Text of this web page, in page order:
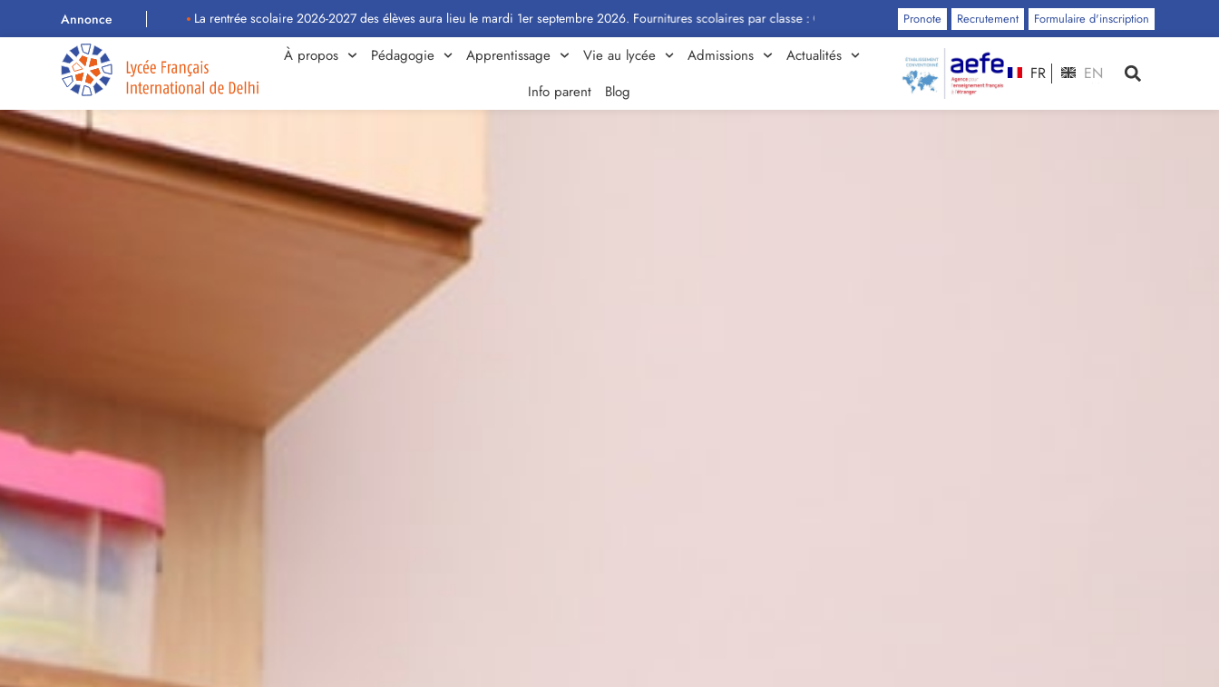
AnnonceLa rentrée scolaire 2026-2027 des élèves aura lieu le mardi 1er septembre 2026. Fournitures scolaires par classe : Cliquez ici Pronote Recrutement Formulaire d'inscription
À propos Pédagogie Apprentissage Vie au lycée Admissions
Actualités
Info parent
Blog
FR EN